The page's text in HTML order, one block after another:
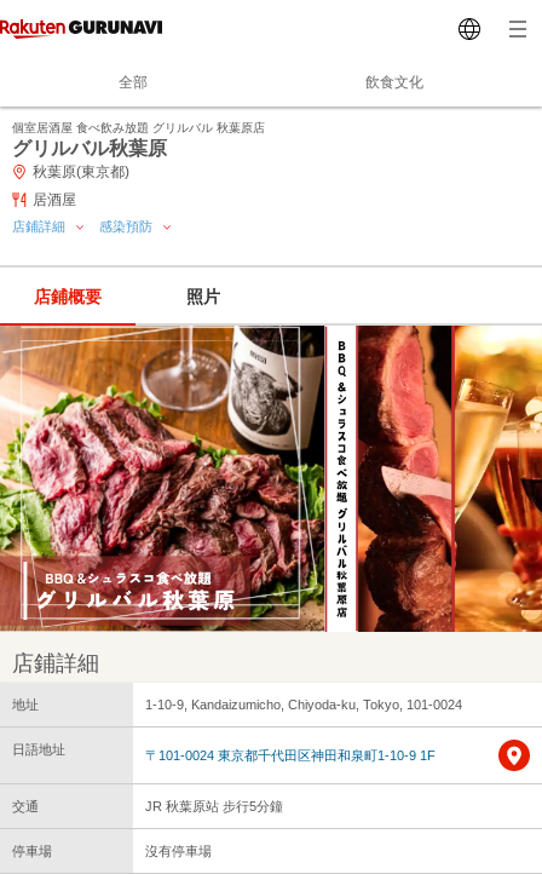
全部 飲食文化
個室居酒屋 食べ飲み放題 グリルバル 秋葉原店
グリルバル秋葉原
秋葉原(東京都)
居酒屋
店鋪詳細 感染預防
店鋪概要 照片
店鋪詳細
地址 1-10-9, Kandaizumicho, Chiyoda-ku, Tokyo, 101-0024
日語地址 〒101-0024 東京都千代田区神田和泉町1-10-9 1F
交通 JR 秋葉原站 步行5分鐘
停車場 沒有停車場